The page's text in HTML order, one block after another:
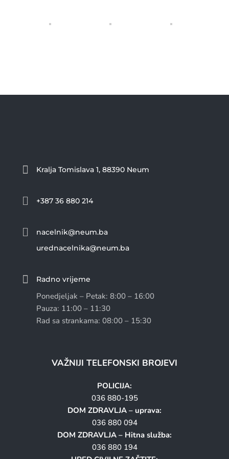
 Kralja Tomislava 1, 88390 Neum
 +387 36 880 214

nacelnik@neum.ba
urednacelnika@neum.ba
 Radno vrijeme
Ponedjeljak – Petak: 8:00 – 16:00
Pauza: 11:00 – 11:30
Rad sa strankama: 08:00 – 15:30
VAŽNIJI TELEFONSKI BROJEVI
POLICIJA:
036 880-195
DOM ZDRAVLJA – uprava:
036 880 094
DOM ZDRAVLJA – Hitna služba:
036 880 194